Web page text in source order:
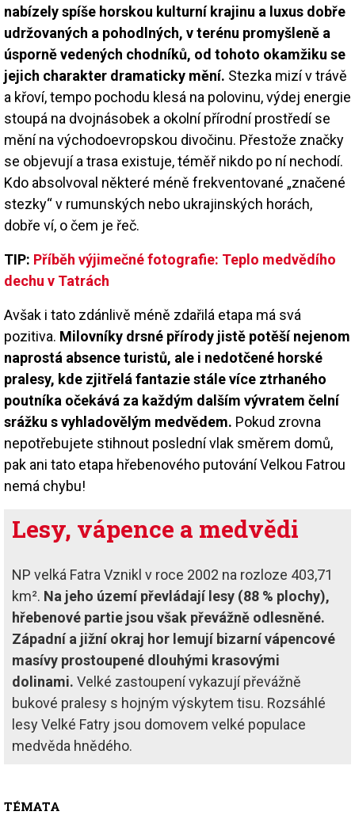
nabízely spíše horskou kulturní krajinu a luxus dobře
udržovaných a pohodlných, v terénu promyšleně a
úsporně vedených chodníků, od tohoto okamžiku se
jejich charakter dramaticky mění. Stezka mizí v trávě
a křoví, tempo pochodu klesá na polovinu, výdej energie
stoupá na dvojnásobek a okolní přírodní prostředí se
mění na východoevropskou divočinu. Přestože značky
se objevují a trasa existuje, téměř nikdo po ní nechodí.
Kdo absolvoval některé méně frekventované „značené
stezky“ v rumunských nebo ukrajinských horách,
dobře ví, o čem je řeč.
TIP: Příběh výjimečné fotografie: Teplo medvědího
dechu v Tatrách
Avšak i tato zdánlivě méně zdařilá etapa má svá
pozitiva. Milovníky drsné přírody jistě potěší nejenom
naprostá absence turistů, ale i nedotčené horské
pralesy, kde zjitřelá fantazie stále více ztrhaného
poutníka očekává za každým dalším vývratem čelní
srážku s vyhladovělým medvědem. Pokud zrovna
nepotřebujete stihnout poslední vlak směrem domů,
pak ani tato etapa hřebenového putování Velkou Fatrou
nemá chybu!
Lesy, vápence a medvědi
NP velká Fatra Vznikl v roce 2002 na rozloze 403,71
km². Na jeho území převládají lesy (88 % plochy),
hřebenové partie jsou však převážně odlesněné.
Západní a jižní okraj hor lemují bizarní vápencové
masívy prostoupené dlouhými krasovými
dolinami. Velké zastoupení vykazují převážně
bukové pralesy s hojným výskytem tisu. Rozsáhlé
lesy Velké Fatry jsou domovem velké populace
medvěda hnědého.
TÉMATA